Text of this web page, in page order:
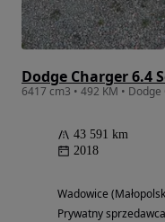
Dodge Charger 6.4
43 591 km
2018
Wadowice
Prywatny